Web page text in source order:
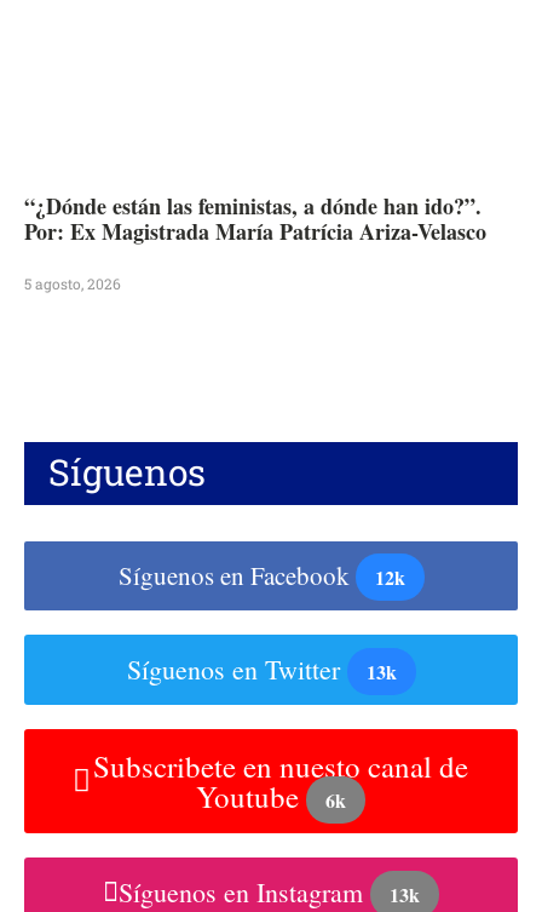
“¿Dónde están las feministas, a dónde han ido?”.
Por: Ex Magistrada María Patrícia Ariza-Velasco
5 agosto, 2026
Síguenos
Síguenos en Facebook 12k
Síguenos en Twitter 13k
Subscribete en nuesto canal de
Youtube 6k
Síguenos en Instagram 13k